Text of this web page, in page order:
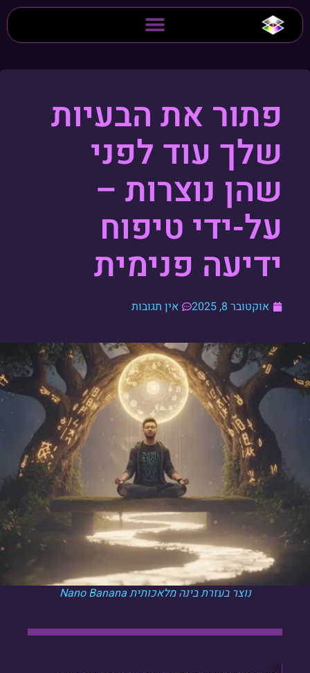
פתור את הבעיות
שלך עוד לפני
שהן נוצרות –
על-ידי טיפוח
ידיעה פנימית
אוקטובר 8, 2025 אין תגובות
נוצר בעזרת בינה מלאכותית Nano Banana